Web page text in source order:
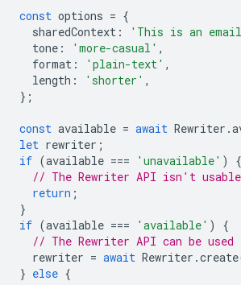
const options = {
sharedContext :
'This is an email
tone : 'more-casual' ,
format : 'plain-text' ,
length : 'shorter' ,
};
const available = await Rewriter .
let rewriter ;
if (available === 'unavailable' )
{
// The Rewriter API isn't
return ;
}
if (available === 'available' )
{
// The Rewriter API can be used
rewriter = await Rewriter .create
} else {